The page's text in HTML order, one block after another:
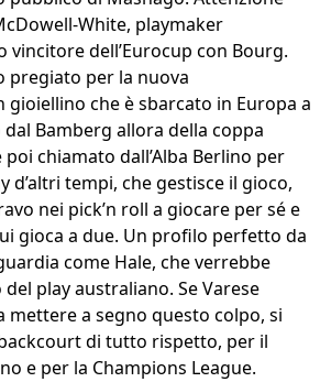
White, playmaker
vincitore dell’Eurocup con Bourg.
pregiato per la nuova
gioiellino che è sbarcato in Europa a
Bamberg allora della coppa
chiamato dall’Alba Berlino per
d’altri tempi, che gestisce il gioco,
nei pick’n roll a giocare per sé e
gioca a due. Un profilo perfetto da
come Hale, che verrebbe
play australiano. Se Varese
mettere a segno questo colpo, si
di tutto rispetto, per il
e per la Champions League.